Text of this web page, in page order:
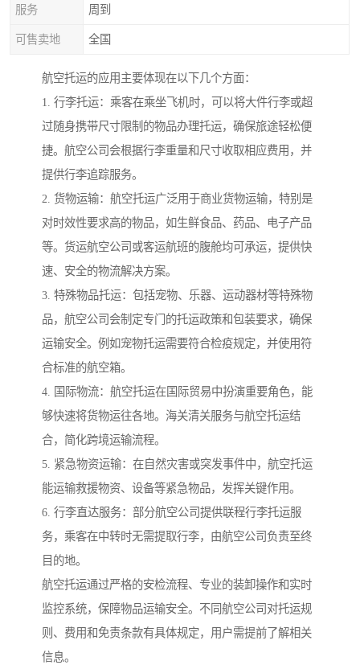
服务 周到
可售卖地 全国
航空托运的应用主要体现在以下几个方面：
1. 行李托运：乘客在乘坐飞机时，可以将大件行李或超
过随身携带尺寸限制的物品办理托运，确保旅途轻松便
捷。航空公司会根据行李重量和尺寸收取相应费用，并
提供行李追踪服务。
2. 货物运输：航空托运广泛用于商业货物运输，特别是
对时效性要求高的物品，如生鲜食品、药品、电子产品
等。货运航空公司或客运航班的腹舱均可承运，提供快
速、安全的物流解决方案。
3. 特殊物品托运：包括宠物、乐器、运动器材等特殊物
品，航空公司会制定专门的托运政策和包装要求，确保
运输安全。例如宠物托运需要符合检疫规定，并使用符
合标准的航空箱。
4. 国际物流：航空托运在国际贸易中扮演重要角色，能
够快速将货物运往各地。海关清关服务与航空托运结
合，简化跨境运输流程。
5. 紧急物资运输：在自然灾害或突发事件中，航空托运
能运输救援物资、设备等紧急物品，发挥关键作用。
6. 行李直达服务：部分航空公司提供联程行李托运服
务，乘客在中转时无需提取行李，由航空公司负责至终
目的地。
航空托运通过严格的安检流程、专业的装卸操作和实时
监控系统，保障物品运输安全。不同航空公司对托运规
则、费用和免责条款有具体规定，用户需提前了解相关
信息。